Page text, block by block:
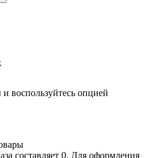
воспользуйтесь опцией
составляет 0. Для оформления